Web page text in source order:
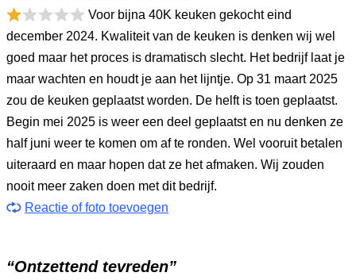
Voor bijna 40K keuken gekocht eind
december 2024. Kwaliteit van de keuken is denken wij wel
goed maar het proces is dramatisch slecht. Het bedrijf laat je
maar wachten en houdt je aan het lijntje. Op 31 maart 2025
zou de keuken geplaatst worden. De helft is toen geplaatst.
Begin mei 2025 is weer een deel geplaatst en nu denken ze
half juni weer te komen om af te ronden. Wel vooruit betalen
uiteraard en maar hopen dat ze het afmaken. Wij zouden
nooit meer zaken doen met dit bedrijf.
Reactie of foto toevoegen
“Ontzettend tevreden”